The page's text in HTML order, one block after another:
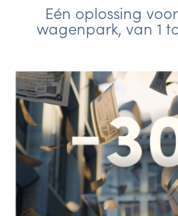
Eén oplossing
wagenpark, van 1